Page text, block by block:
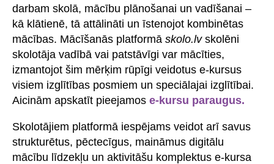
darbam skolā, mācību plānošanai un vadīšanai –
kā klātienē, tā attālināti un īstenojot kombinētas
mācības. Mācīšanās platformā skolo.lvskolēni
skolotāja vadībā vai patstāvīgi var mācīties,
izmantojot šim mērķim rūpīgi veidotus e-kursus
visiem izglītības posmiem un speciālajai izglītībai.
Aicinām apskatīt pieejamos e-kursu paraugus.
Skolotājiem platformā iespējams veidot arī savus
strukturētus, pēctecīgus, maināmus digitālu
mācību līdzekļu un aktivitāšu komplektus e-kursa